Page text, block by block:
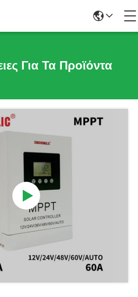
Για Τα Προϊόντα